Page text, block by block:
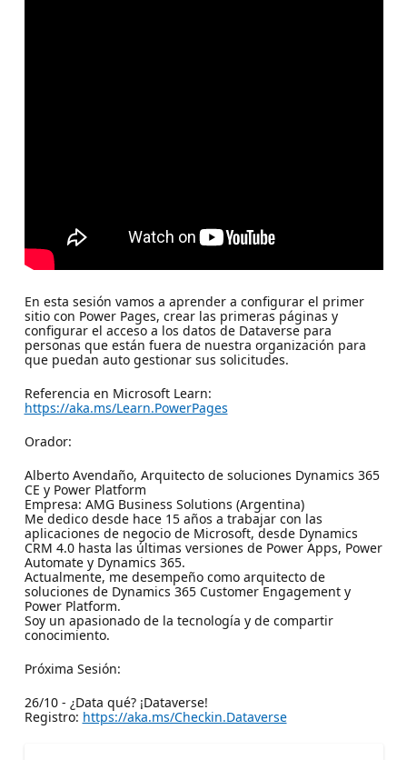
En esta sesión vamos a aprender a configurar el primer
sitio con Power Pages, crear las primeras páginas y
configurar el acceso a los datos de Dataverse para
personas que están fuera de nuestra organización para
que puedan auto gestionar sus solicitudes.
Referencia en Microsoft Learn:
https://aka.ms/Learn.PowerPages
Orador:
Alberto Avendaño, Arquitecto de soluciones Dynamics 365
CE y Power Platform
Empresa: AMG Business Solutions (Argentina)
Me dedico desde hace 15 años a trabajar con las
aplicaciones de negocio de Microsoft, desde Dynamics
CRM 4.0 hasta las últimas versiones de Power Apps, Power
Automate y Dynamics 365.
Actualmente, me desempeño como arquitecto de
soluciones de Dynamics 365 Customer Engagement y
Power Platform.
Soy un apasionado de la tecnología y de compartir
conocimiento.
Próxima Sesión:
26/10 - ¿Data qué? ¡Dataverse!
Registro: https://aka.ms/Checkin.Dataverse